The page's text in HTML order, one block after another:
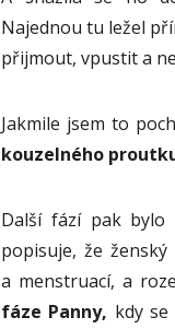
Najednou tu ležel
přijmout, vpustit a
Jakmile jsem to
kouzelného
Další fází pak bylo
popisuje, že ženský
a menstruací, a
fáze Panny, kdy